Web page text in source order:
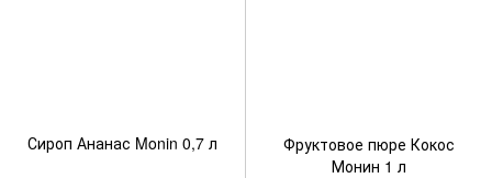
Сироп Ананас Monin 0,7 л
Фруктовое пюре Кокос
Монин 1 л